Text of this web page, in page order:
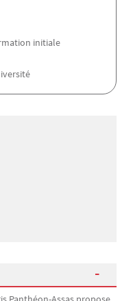
initiale